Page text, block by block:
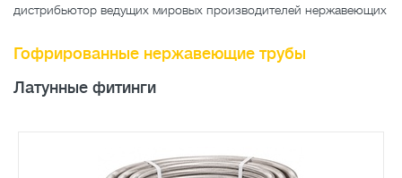
дистрибьютор ведущих мировых производителей нержавеющих
Гофрированные нержавеющие трубы
Латунные фитинги